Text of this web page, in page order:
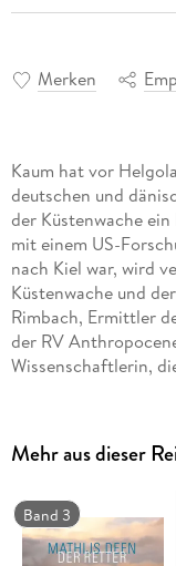
Merken
Kaum hat vor
deutschen und
der Küstenwache
mit einem US-
nach Kiel war, wird
Küstenwache und
Rimbach, Ermittler
der RV
Wissenschaftlerin,
auf. Und als der
offenbart, dass die
gefunden hat, ist
mehr zu bestreiten.
Mehr aus dieser
Band 3